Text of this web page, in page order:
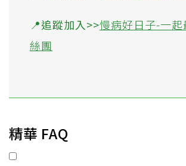
📍追蹤加入>>慢病好日子-一起
絲團
精華 FAQ